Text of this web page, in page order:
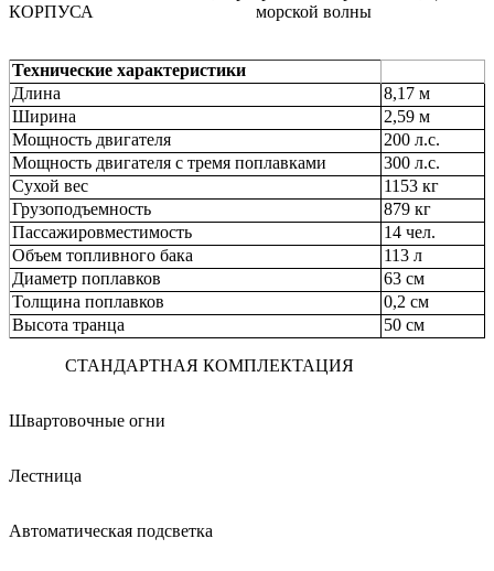
КОРПУСА
морской волны
Технические характеристики
Длина
8,17 м
Ширина
2,59 м
Mощность двигателя
200 л.с.
Mощность двигателя с тремя поплавками
300 л.с.
Сухой вес
1153 кг
Грузоподъемность
879 кг
Пассажировместимость
14 чел.
Объем топливного бака
113 л
Диаметр поплавков
63 см
Толщина поплавков
0,2 см
Высота транца
50 см
СТАНДАРТНАЯ КОМПЛЕКТАЦИЯ
Швартовочные огни
Лестница
Автоматическая подсветка